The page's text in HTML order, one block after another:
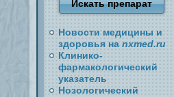
Новости медицины и
здоровья наnxmed.ru
Клинико-
фармакологический
указатель
Нозологический